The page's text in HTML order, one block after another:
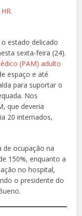
estado delicado
sexta-feira (24).
(PAM) adulto
espaço e até
para suportar o
Nos
que deveria
20 internados,
de ocupação na
150%, enquanto a
no hospital,
o presidente do